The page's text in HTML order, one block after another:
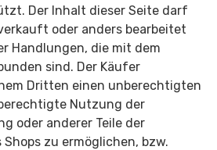
Der Inhalt dieser Seite darf
oder anders bearbeitet
Handlungen, die mit dem
sind. Der Käufer
Dritten einen unberechtigten
Nutzung der
oder anderer Teile der
zu ermöglichen, bzw.